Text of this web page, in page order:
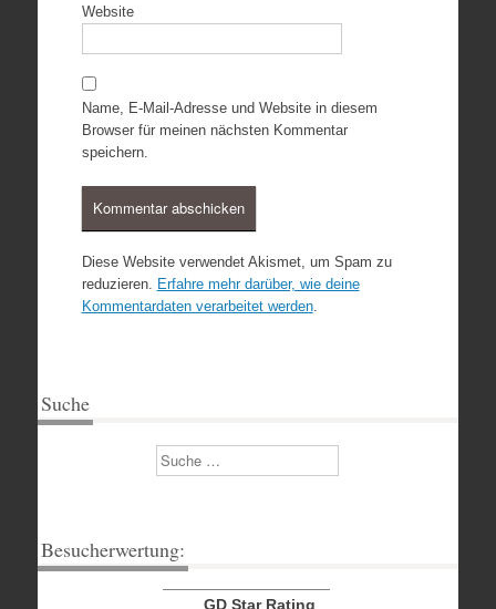
Website
Name, E-Mail-Adresse und Website in diesem
Browser für meinen nächsten Kommentar
speichern.
Diese Website verwendet Akismet, um Spam zu
reduzieren. Erfahre mehr darüber, wie deine
Kommentardaten verarbeitet werden.
Suche
Suchen
Besucherwertung:
GD Star Rating